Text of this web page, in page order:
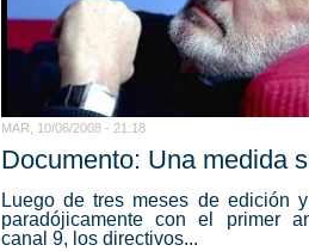
MAR, 10/06/2008 - 21:18
Documento: Una medida
Luego de tres meses de edición
paradójicamente con el primer
canal 9, los directivos...